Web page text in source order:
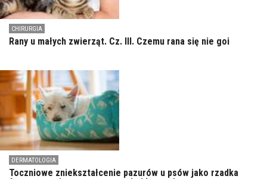
CHIRURGIA
Rany u małych zwierząt. Cz. III. Czemu rana się nie goi
DERMATOLOGIA
Toczniowe zniekształcenie pazurów u psów jako rzadka